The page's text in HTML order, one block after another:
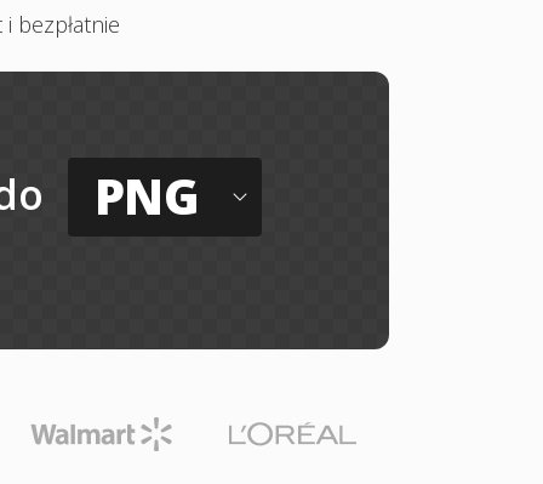
bezpłatnie
PNG